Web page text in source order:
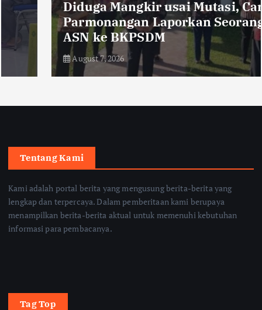
Diduga Mangkir usai Mutasi, Camat
Parmonangan Laporkan Seorang
ASN ke BKPSDM
August 7, 2026
Tentang Kami
Kami adalah portal berita yang mengusung berita-berita yang
lengkap dan terpercaya. Dalam pemberitaan kami berupaya
menampilkan berita-berita aktual untuk memenuhi kebutuhan
informasi para pembacanya.
Tag Top